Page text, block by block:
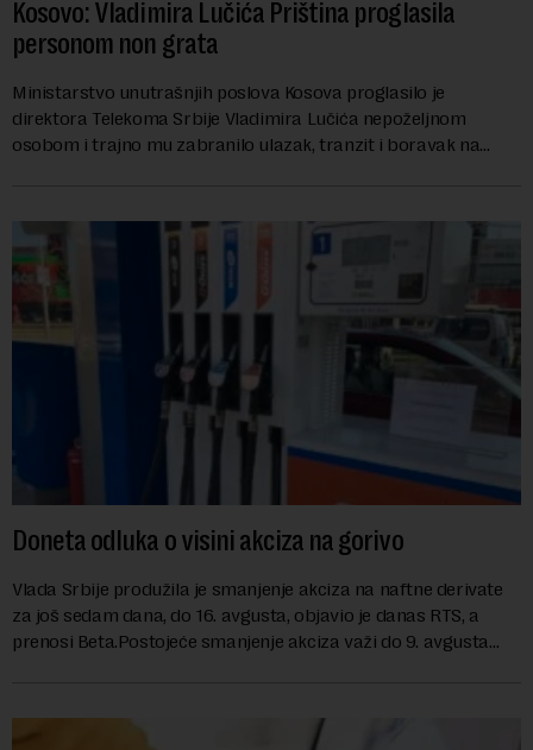
Kosovo: Vladimira Lučića Priština proglasila
personom non grata
Ministarstvo unutrašnjih poslova Kosova proglasilo je
direktora Telekoma Srbije Vladimira Lučića nepoželjnom
osobom i trajno mu zabranilo ulazak, tranzit i boravak na
Doneta odluka o visini akciza na gorivo
Vlada Srbije produžila je smanjenje akciza na naftne derivate
za još sedam dana, do 16. avgusta, objavio je danas RTS, a
prenosi Beta.Postojeće smanjenje akciza važi do 9. avgusta